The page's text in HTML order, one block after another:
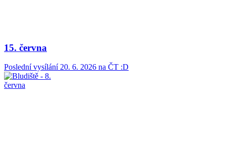
15. června
Poslední vysílání 20. 6. 2026 na ČT :D